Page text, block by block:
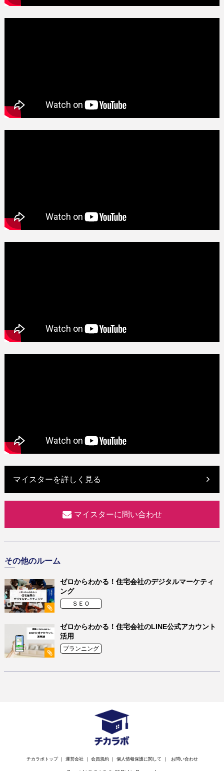
マイスターを詳しく見る
マイスターに問い合わせ
その他のルーム
ゼロからわかる！住宅会社のデジタルマーケティ
ング
ＳＥＯ
ゼロからわかる！住宅会社のLINE公式アカウント
活用
プランニング
チカラボトップ ｜ 運営会社 ｜ 会員規約 ｜ 個人情報保護に関して ｜ お問い合わせ